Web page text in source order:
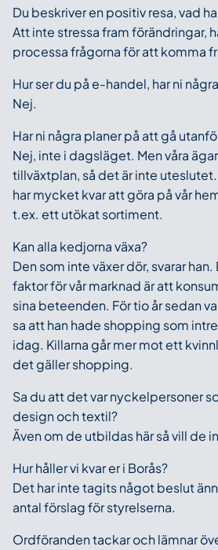
Du beskriver en positiv resa, vad
Att inte stressa fram förändringar,
processa frågorna för att komma
Hur ser du på e-handel, har ni
Nej.
Har ni några planer på att gå
Nej, inte i dagsläget. Men våra
tillväxtplan, så det är inte
har mycket kvar att göra på vår
t.ex. ett utökat sortiment.
Kan alla kedjorna växa?
Den som inte växer dör, svarar han.
faktor för vår marknad är att
sina beteenden. För tio år sedan
sa att han hade shopping som
idag. Killarna går mer mot ett
det gäller shopping.
Sa du att det var nyckelpersoner
design och textil?
Även om de utbildas här så vill de
Hur håller vi kvar er i Borås?
Det har inte tagits något beslut
antal förslag för styrelserna.
Ordföranden tackar och lämnar